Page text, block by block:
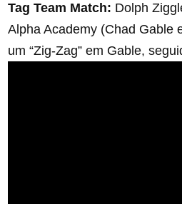
Tag Team Match: Dolph
Alpha Academy (Chad Gable
um “Zig-Zag” em Gable,